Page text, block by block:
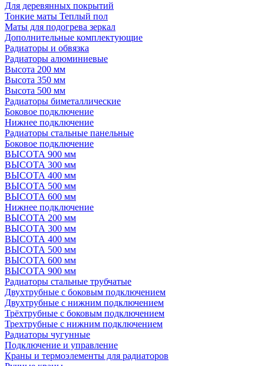
Для деревянных покрытий
Тонкие маты Теплый пол
Маты для подогрева зеркал
Дополнительные комплектующие
Радиаторы и обвязка
Радиаторы алюминиевые
Высота 200 мм
Высота 350 мм
Высота 500 мм
Радиаторы биметаллические
Боковое подключение
Нижнее подключение
Радиаторы стальные панельные
Боковое подключение
ВЫСОТА 900 мм
ВЫСОТА 300 мм
ВЫСОТА 400 мм
ВЫСОТА 500 мм
ВЫСОТА 600 мм
Нижнее подключение
ВЫСОТА 200 мм
ВЫСОТА 300 мм
ВЫСОТА 400 мм
ВЫСОТА 500 мм
ВЫСОТА 600 мм
ВЫСОТА 900 мм
Радиаторы стальные трубчатые
Двухтрубные с боковым подключением
Двухтрубные с нижним подключением
Трёхтрубные с боковым подключением
Трехтрубные с нижним подключением
Радиаторы чугунные
Подключение и управление
Краны и термоэлементы для радиаторов